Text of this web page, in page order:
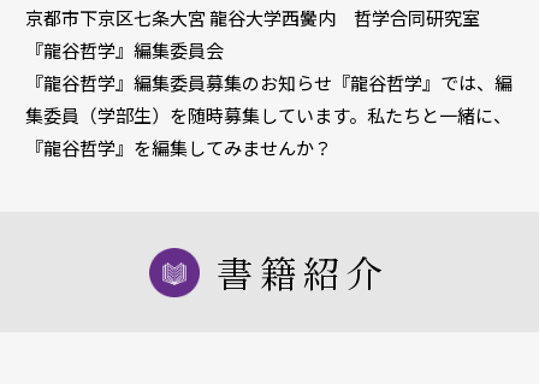
京都市下京区七条大宮 龍谷大学西黌内 哲学合同研究室
『龍谷哲学』編集委員会
『龍谷哲学』編集委員募集のお知らせ『龍谷哲学』では、編
集委員（学部生）を随時募集しています。私たちと一緒に、
『龍谷哲学』を編集してみませんか？
書籍紹介